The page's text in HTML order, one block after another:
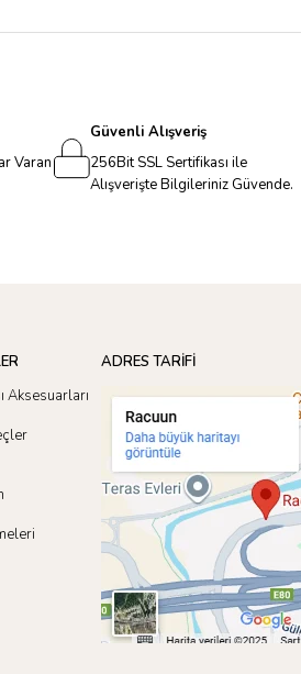
Varan
Güvenli Alışveriş
256Bit SSL Sertifikası ile
Alışverişte Bilgileriniz Güvende.
Aksesuarları
ADRES TARİFİ